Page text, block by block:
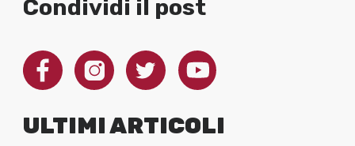
Condividi il post
ULTIMI ARTICOLI